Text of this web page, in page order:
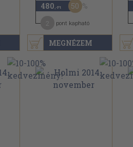
MEGNÉZEM
480 ,-Ft 50
pont kapható